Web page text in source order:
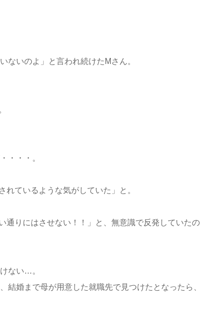
ないのよ」と言われ続けたMさん。
・・・。
ているような気がしていた」と。
通りにはさせない！！」と、無意識で反発していたの
ない…。
婚まで母が用意した就職先で見つけたとなったら、